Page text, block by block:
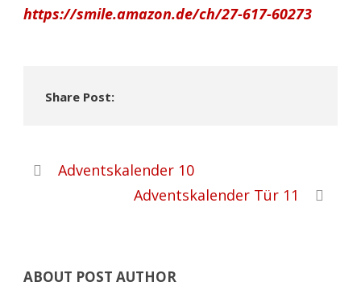
https://smile.amazon.de/ch/27-617-60273
Share Post:
Adventskalender 10
Adventskalender Tür 11
ABOUT POST AUTHOR